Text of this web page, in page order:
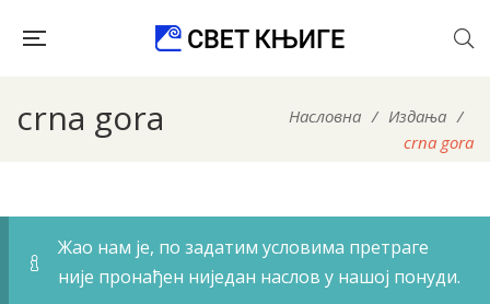
crna gora Насловна / Издања /
crna gora
Жао нам је, по задатим условима претраге
није пронађен ниједан наслов у нашој понуди.